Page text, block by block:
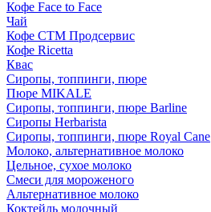
Кофе Face to Face
Чай
Кофе СТМ Продсервис
Кофе Ricetta
Квас
Сиропы, топпинги, пюре
Пюре MIKALE
Сиропы, топпинги, пюре Barline
Сиропы Herbarista
Сиропы, топпинги, пюре Royal Cane
Молоко, альтернативное молоко
Цельное, сухое молоко
Смеси для мороженого
Альтернативное молоко
Коктейль молочный